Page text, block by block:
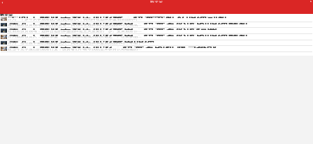
解亚朵
解亚朵全面了解亚朵酒店加盟费：投资分析及明细剖析
作为一个多年从事酒店投入的资深的人，我明白在选择加盟酒店品牌时...
深入了解亚朵酒店加盟费用：投资者必读的明细解析
做为酒店投资领域的优秀投资者，我明白在选择加入酒店品牌时把握成...
深入了解亚朵酒店加盟费用：投资者必读指南
在酒店投资领域，选择合适的加盟品牌是至关重要的一步。亚朵酒店作...
深入了解亚朵酒店加盟费用：投资者必读的明细解析
作为酒店投资人，选择加盟一个知名品牌是成功的关键之一。在众多品...
深入了解亚朵酒店加盟费用明细
作为一名经验丰富的酒店投资人，我深知在选择加盟酒店品牌时，详细了...
深入了解亚朵酒店加盟：投资者的机遇与挑战
在当今竞争激烈的酒店行业，投资者们不断寻找机会来获得长期稳健的...
Copyright © 2012 - 2025 www.jiudianjiameng.cc. All Rights Reserved. 酒店加盟版权所有
免费获取各酒店招商资料